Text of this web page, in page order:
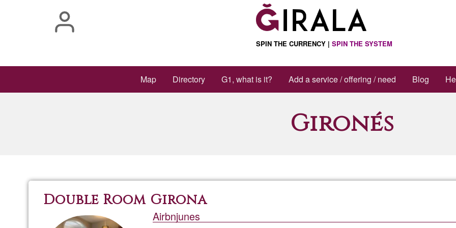
SPIN THE CURRENCY | SPIN THE SYSTEM
Map Directory G1, what is it? Add a service / offering / need Blog
Gironés
Double Room Girona
Airbnjunes